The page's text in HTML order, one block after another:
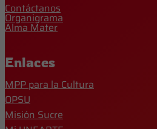
Contáctanos
Organigrama
Alma Mater
Enlaces
MPP para la Cultura
OPSU
Misión Sucre